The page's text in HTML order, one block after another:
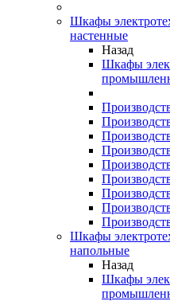
Шкафы
настенные
Назад
Шкафы
Шкафы
напольные
Назад
Шкафы